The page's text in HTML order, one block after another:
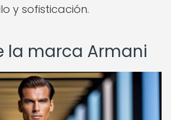
y sofisticación.
la marca Armani